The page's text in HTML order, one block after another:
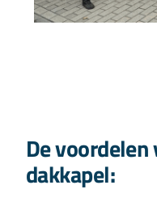
De
dakkapel: